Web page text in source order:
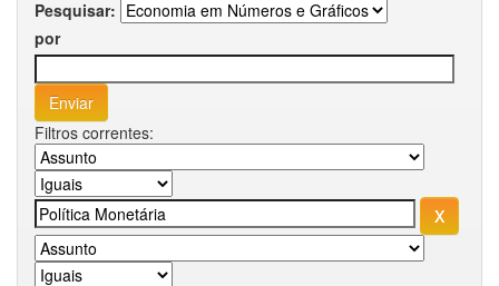
Pesquisar:
por
Filtros correntes: